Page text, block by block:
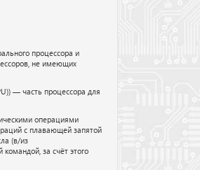
процессора и
не имеющих
— часть процессора для
операциями
с плавающей запятой
(в/из
за счёт этого